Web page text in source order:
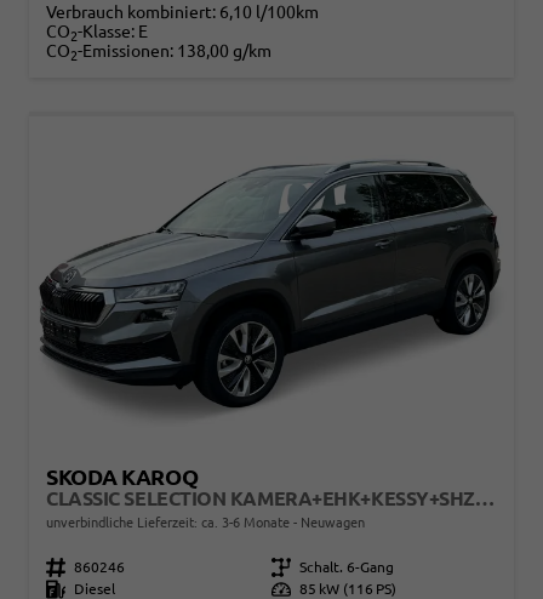
Verbrauch kombiniert: 6,10 l/100km
CO2-Klasse: E
CO2-Emissionen: 138,00 g/km
SKODA KAROQ
CLASSIC SELECTION KAMERA+EHK+KESSY+SHZ+SMARTLINK+LED+16" ALU
unverbindliche Lieferzeit: ca. 3-6 Monate Neuwagen
Fahrzeugnr. 860246 Getriebe Schalt. 6-Gang
Kraftstoff
Diesel Leistung 85 kW (116 PS)